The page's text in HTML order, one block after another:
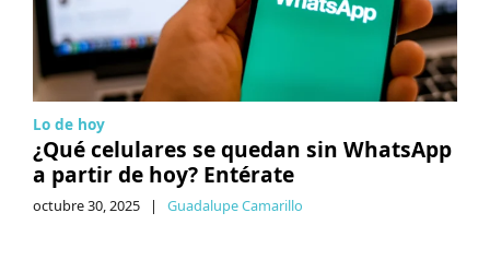
Lo de hoy
¿Qué celulares se quedan sin WhatsApp
a partir de hoy? Entérate
octubre 30, 2025 | Guadalupe Camarillo